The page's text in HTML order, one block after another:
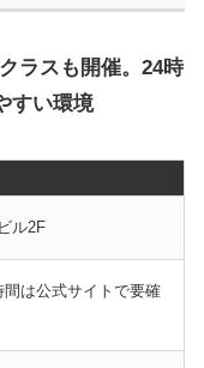
ラスも開催。24時
すい環境
ル2F
は公式サイトで要確